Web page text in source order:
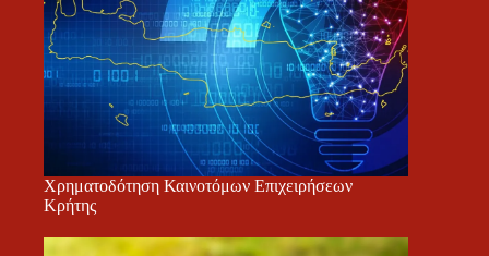
Χρηματοδότηση Καινοτόμων Επιχειρήσεων
Κρήτης